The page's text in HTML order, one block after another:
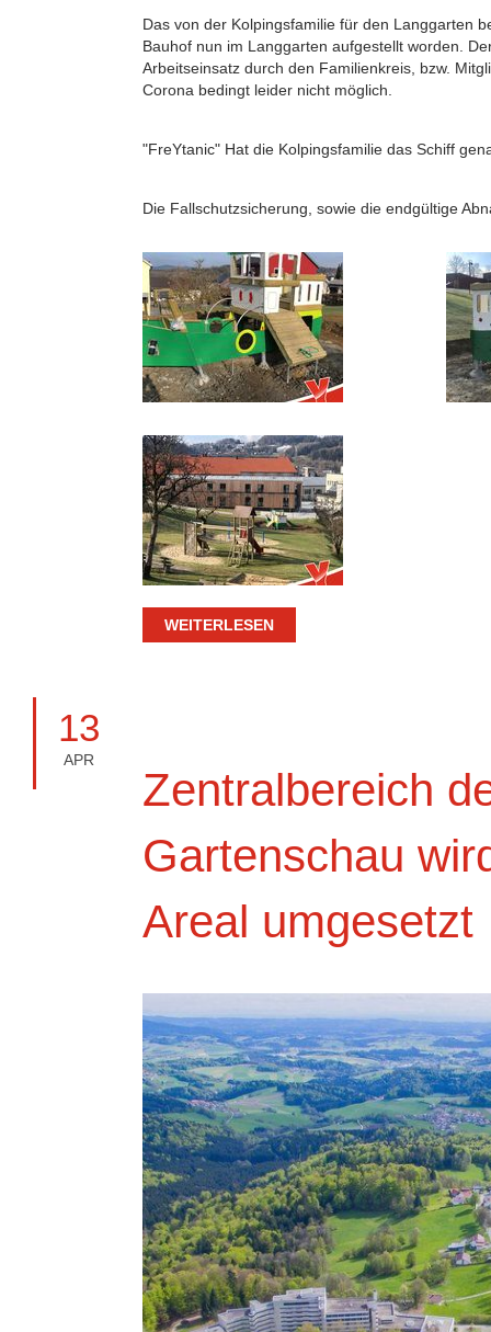
Das von der Kolpingsfamilie für den Langgarten
Bauhof nun im Langgarten aufgestellt worden.
Arbeitseinsatz durch den Familienkreis, bzw.
Corona bedingt leider nicht möglich.
"FreYtanic" Hat die Kolpingsfamilie das Schiff
Die Fallschutzsicherung, sowie die endgültige
WEITERLESEN
13
APR
Zentralbereich
Gartenschau
Areal umgesetzt